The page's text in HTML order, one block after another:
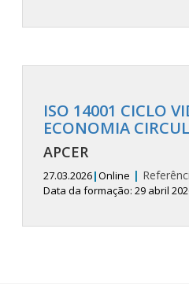
ISO 14001 CICLO
ECONOMIA
APCER
27.03.2026|Online |
Data da formação: 29 abril